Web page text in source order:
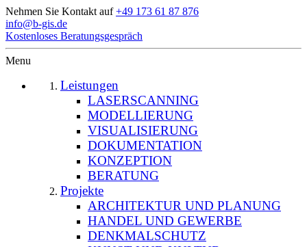
Nehmen Sie Kontakt auf+49 173 61 87 876
info@b-gis.de
Kostenloses Beratungsgespräch
Menu
Leistungen
LASERSCANNING
MODELLIERUNG
VISUALISIERUNG
DOKUMENTATION
KONZEPTION
BERATUNG
Projekte
ARCHITEKTUR UND PLANUNG
HANDEL UND GEWERBE
DENKMALSCHUTZ